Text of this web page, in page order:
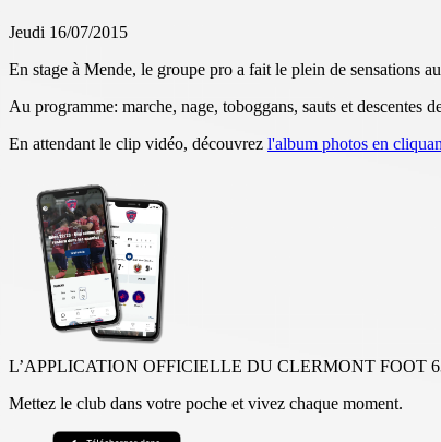
Jeudi 16/07/2015
En stage à Mende, le groupe pro a fait le plein de sensations
Au programme: marche, nage, toboggans, sauts et descentes
En attendant le clip vidéo, découvrez l'album photos en
L’APPLICATION OFFICIELLE DU CLERMONT FOOT
Mettez le club dans votre poche et vivez chaque moment.